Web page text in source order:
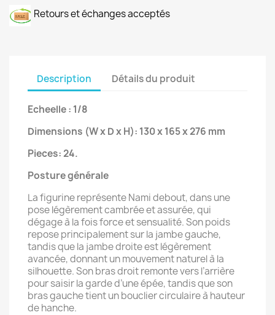
Retours et échanges acceptés
Description Détails du produit
Echeelle : 1/8
Dimensions (W x D x H): 130 x 165 x 276 mm
Pieces: 24.
Posture générale
La figurine représente Nami debout, dans une
pose légèrement cambrée et assurée, qui
dégage à la fois force et sensualité. Son poids
repose principalement sur la jambe gauche,
tandis que la jambe droite est légèrement
avancée, donnant un mouvement naturel à la
silhouette. Son bras droit remonte vers l’arrière
pour saisir la garde d’une épée, tandis que son
bras gauche tient un bouclier circulaire à hauteur
de hanche.